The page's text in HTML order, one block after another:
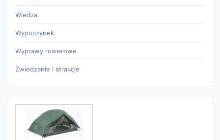
Wiedza
Wypoczynek
Wyprawy rowerowe
Zwiedzanie i atrakcje